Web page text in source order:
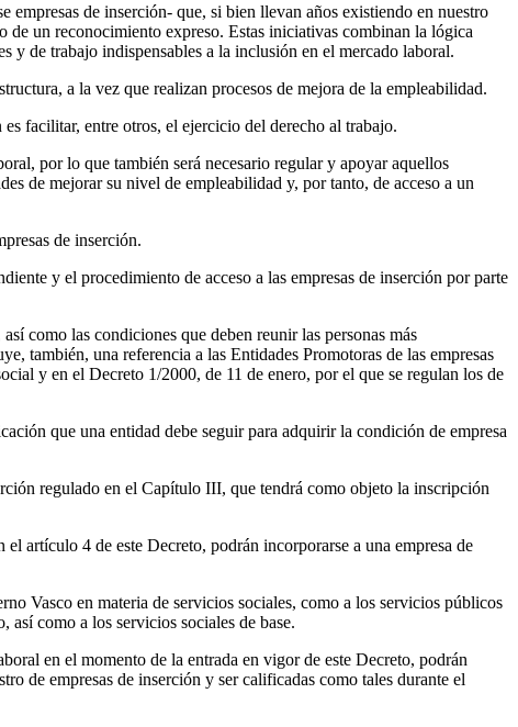
empresas de inserción- que, si bien llevan años existiendo en nuestro
un reconocimiento expreso. Estas iniciativas combinan la lógica
y de trabajo indispensables a la inclusión en el mercado laboral.
a la vez que realizan procesos de mejora de la empleabilidad.
facilitar, entre otros, el ejercicio del derecho al trabajo.
por lo que también será necesario regular y apoyar aquellos
de mejorar su nivel de empleabilidad y, por tanto, de acceso a un
de inserción.
y el procedimiento de acceso a las empresas de inserción por parte
como las condiciones que deben reunir las personas más
también, una referencia a las Entidades Promotoras de las empresas
y en el Decreto 1/2000, de 11 de enero, por el que se regulan los de
que una entidad debe seguir para adquirir la condición de empresa
regulado en el Capítulo III, que tendrá como objeto la inscripción
artículo 4 de este Decreto, podrán incorporarse a una empresa de
Vasco en materia de servicios sociales, como a los servicios públicos
así como a los servicios sociales de base.
en el momento de la entrada en vigor de este Decreto, podrán
de empresas de inserción y ser calificadas como tales durante el